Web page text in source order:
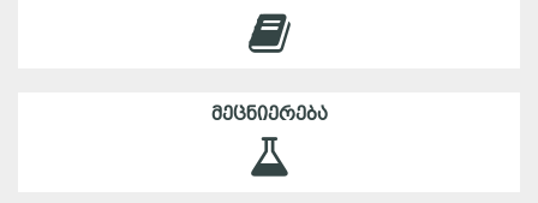
ᲛᲔᲪᲜᲘᲔᲠᲔᲑᲐ